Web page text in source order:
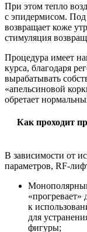
При этом тепло
с эпидермисом. Под
возвращает коже
стимуляция
Процедура имеет
курса, благодаря
вырабатывать
«апельсиновой
обретает
Как проходит
В зависимости от
параметров, RF-
«прогревает»
к
для
фигуры;